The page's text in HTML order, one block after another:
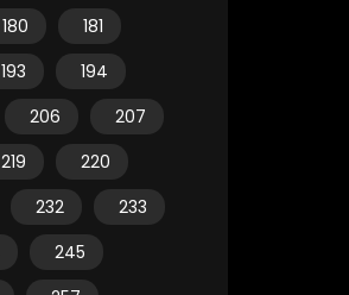
180
181
193
194
206
207
219
220
232
233
245